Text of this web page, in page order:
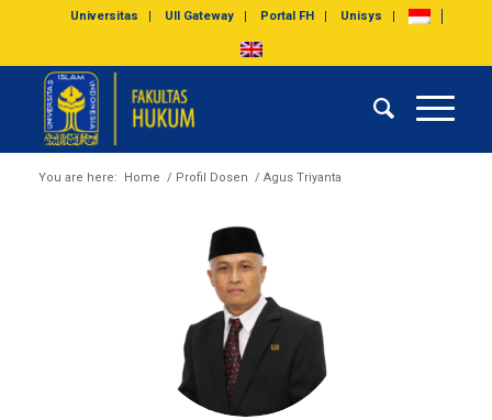
Universitas UII Gateway Portal FH Unisys
You are here: Home / Profil Dosen / Agus Triyanta